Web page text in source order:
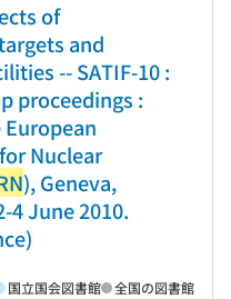
of
and
-- SATIF-10 :
proceedings :
Nuclear
), Geneva,
4 June 2010.
国立国会図書館 全国の図書館